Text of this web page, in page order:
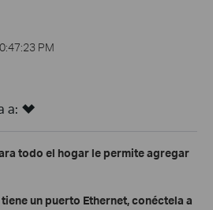
PM
a:
todo el hogar le permite agregar
un puerto Ethernet, conéctela a